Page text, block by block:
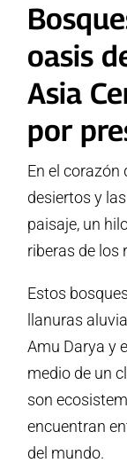
oasis
Asia
por
En el corazón
desiertos y
paisaje, un
riberas de los
Estos
llanuras
Amu Darya y
medio de un
son
encuentran
del mundo.